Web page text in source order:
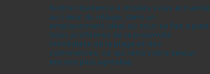
Notre résidence 4 étoiles vous accueille
au cœur du village, dans un
emplacement idéal où tout se fait à pied.
Vous profiterez de la proximité
immédiate de la plage et des
commerces, ce qui rend votre séjour
encore plus agréable.